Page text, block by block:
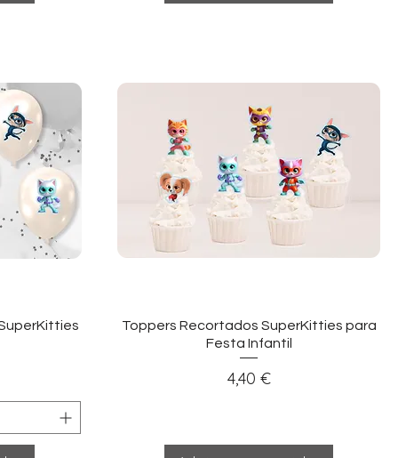
Visualização rápida
Toppers Recortados SuperKitties para
Festa Infantil
Preço
4,40 €